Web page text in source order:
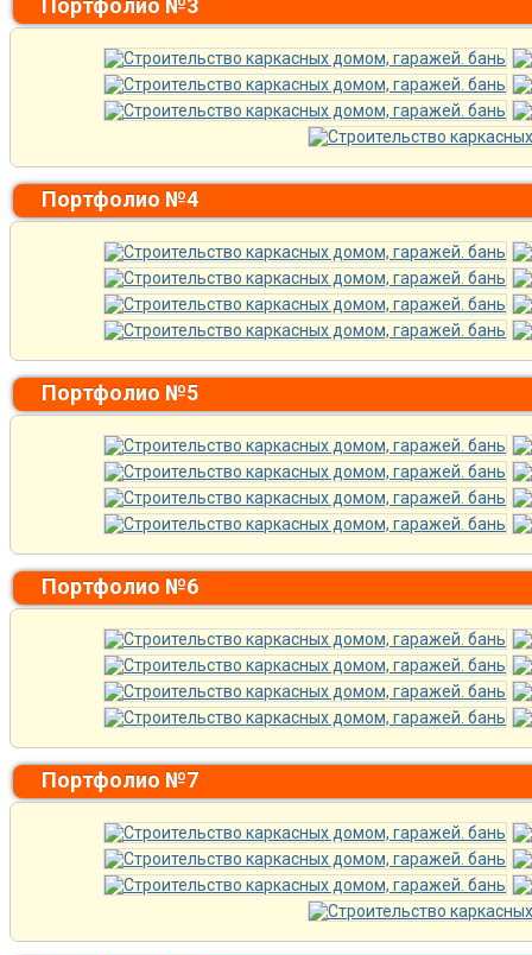
Портфолио №4
Портфолио №5
Портфолио №6
Портфолио №7